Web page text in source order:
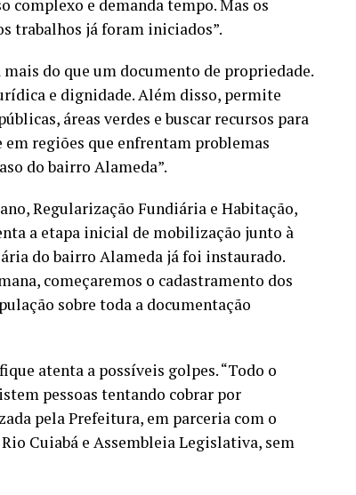
complexo e demanda tempo. Mas os
trabalhos já foram iniciados”.
do que um documento de propriedade.
e dignidade. Além disso, permite
áreas verdes e buscar recursos para
regiões que enfrentam problemas
do bairro Alameda”.
Regularização Fundiária e Habitação,
a etapa inicial de mobilização junto à
do bairro Alameda já foi instaurado.
começaremos o cadastramento dos
sobre toda a documentação
atenta a possíveis golpes. “Todo o
pessoas tentando cobrar por
pela Prefeitura, em parceria com o
Cuiabá e Assembleia Legislativa, sem